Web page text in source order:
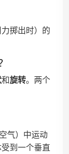
掷出时）的
和旋转。两个
气）中运动
到一个垂直